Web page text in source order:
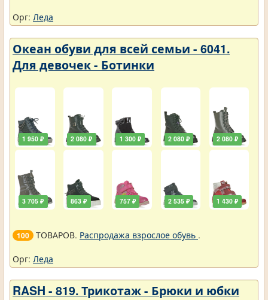
Орг: Леда
Океан обуви для всей семьи - 6041.
Для девочек - Ботинки
1 950 ₽
3 705 ₽
2 080 ₽
863 ₽
1 300 ₽
757 ₽
2 080 ₽
2 535 ₽
2 080 ₽
1 430 ₽
100 ТОВАРОВ. Распродажа взрослое обувь .
Орг: Леда
RASH - 819. Трикотаж - Брюки и юбки